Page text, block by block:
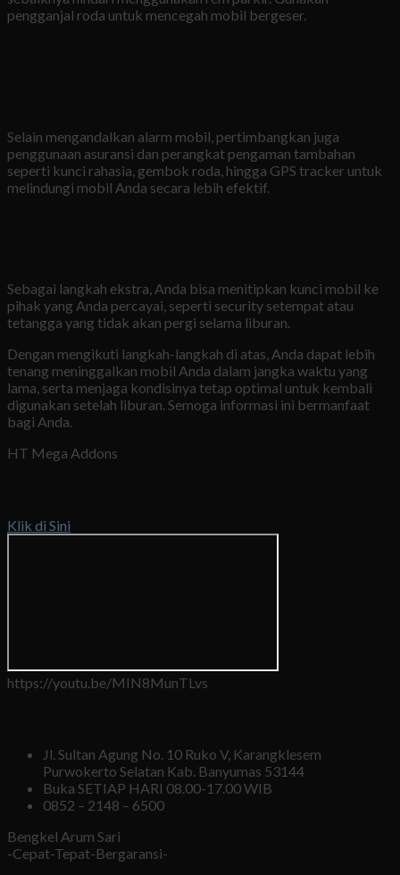
pengganjal roda untuk mencegah mobil bergeser.
Selain mengandalkan alarm mobil, pertimbangkan juga
penggunaan asuransi dan perangkat pengaman tambahan
seperti kunci rahasia, gembok roda, hingga GPS tracker untuk
melindungi mobil Anda secara lebih efektif.
Sebagai langkah ekstra, Anda bisa menitipkan kunci mobil ke
pihak yang Anda percayai, seperti security setempat atau
tetangga yang tidak akan pergi selama liburan.
Dengan mengikuti langkah-langkah di atas, Anda dapat lebih
tenang meninggalkan mobil Anda dalam jangka waktu yang
lama, serta menjaga kondisinya tetap optimal untuk kembali
digunakan setelah liburan. Semoga informasi ini bermanfaat
bagi Anda.
HT Mega Addons
Klik di Sini
https://youtu.be/MIN8MunTLvs
Jl. Sultan Agung No. 10 Ruko V, Karangklesem
Purwokerto Selatan Kab. Banyumas 53144
Buka SETIAP HARI 08.00-17.00 WIB
0852 – 2148 – 6500
Bengkel Arum Sari
-Cepat-Tepat-Bergaransi-